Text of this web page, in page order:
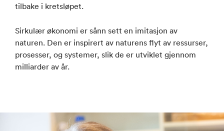
tilbake i kretsløpet.
Sirkulær økonomi er sånn sett en imitasjon av
naturen. Den er inspirert av naturens flyt av ressurser,
prosesser, og systemer, slik de er utviklet gjennom
milliarder av år.